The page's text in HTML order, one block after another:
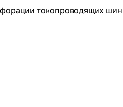
токопроводящих шин